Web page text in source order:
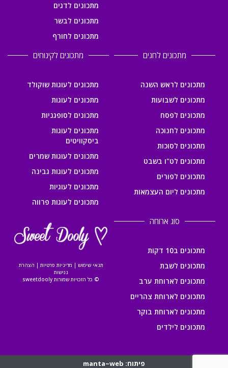
מתכונים לדגים
מתכונים לבשר
מתכונים לחורף
מתכונים לחגים
מתכונים לראש השנה
מתכונים לשבועות
מתכונים לפסח
מתכונים לחנוכה
מתכונים לסוכות
מתכונים לט"ו בשבט
מתכונים לפורים
מתכונים ליום העצמאות
מתכונים לקינוחים
מתכונים לעוגות שוקולד
מתכונים לעוגות
מתכונים לסופגניות
מתכונים לעוגות
ביסקוויטים
מתכונים לעוגות שמרים
מתכונים לעוגות גבינה
מתכונים לעוגיות
מתכונים לעוגות פרווה
סוג ארוחה
מתכונים ב10 דקות
מתכונים לשבת
מתכונים לארוחת ערב
מתכונים לארוחת צהריים
מתכונים לארוחת בוקר
מתכונים לילדים
תנאי שימוש | מדיניות פרטיות | הצהרת
נגישות
© כל הזכויות שמורות sweetdooly
פיתוח: manta~web